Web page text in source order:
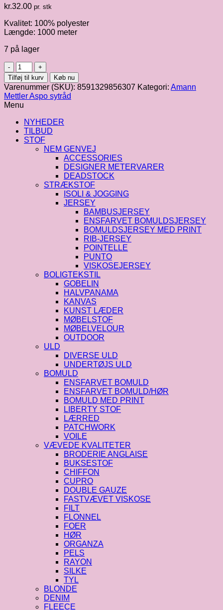
kr.32.00 pr. stk
Kvalitet: 100% polyester
Længde: 1000 meter
7 på lager
Amann
Aspo,
1000
m,
fv.
731
antal
Tilføj til kurv Køb nu
Varenummer (SKU): 8591329856307 Kategori: Amann
Mettler Aspo sytråd
Menu
NYHEDER
TILBUD
STOF
NEM GENVEJ
ACCESSORIES
DESIGNER METERVARER
DEADSTOCK
STRÆKSTOF
ISOLI & JOGGING
JERSEY
BAMBUSJERSEY
ENSFARVET BOMULDSJERSEY
BOMULDSJERSEY MED PRINT
RIB-JERSEY
POINTELLE
PUNTO
VISKOSEJERSEY
BOLIGTEKSTIL
GOBELIN
HALVPANAMA
KANVAS
KUNST LÆDER
MØBELSTOF
MØBELVELOUR
OUTDOOR
ULD
DIVERSE ULD
UNDERTØJS ULD
BOMULD
ENSFARVET BOMULD
ENSFARVET BOMULD/HØR
BOMULD MED PRINT
LIBERTY STOF
LÆRRED
PATCHWORK
VOILE
VÆVEDE KVALITETER
BRODERIE ANGLAISE
BUKSESTOF
CHIFFON
CUPRO
DOUBLE GAUZE
FASTVÆVET VISKOSE
FILT
FLONNEL
FOER
HØR
ORGANZA
PELS
RAYON
SILKE
TYL
BLONDE
DENIM
FLEECE